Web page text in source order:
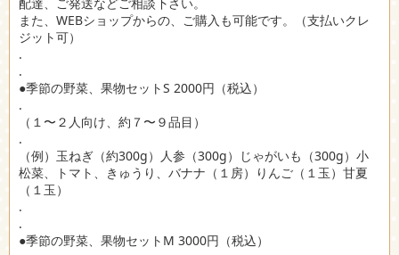
配達、ご発送などご相談下さい。
また、WEBショップからの、ご購入も可能です。（支払いクレ
ジット可）
.
.
●季節の野菜、果物セットS 2000円（税込）
.
（１〜２人向け、約７〜９品目）
.
（例）玉ねぎ（約300g）人参（300g）じゃがいも（300g）小
松菜、トマト、きゅうり、バナナ（１房）りんご（１玉）甘夏
（１玉）
.
.
●季節の野菜、果物セットM 3000円（税込）